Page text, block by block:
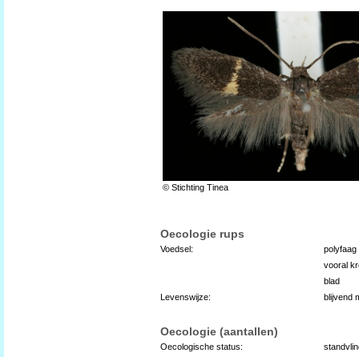
© Stichting Tinea
Oecologie rups
Voedsel:
polyfaag
vooral
blad
Levenswijze:
blijvend
Oecologie (aantallen)
Oecologische status: